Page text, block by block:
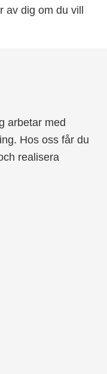
dig om du vill
arbetar med
Hos oss får du
realisera